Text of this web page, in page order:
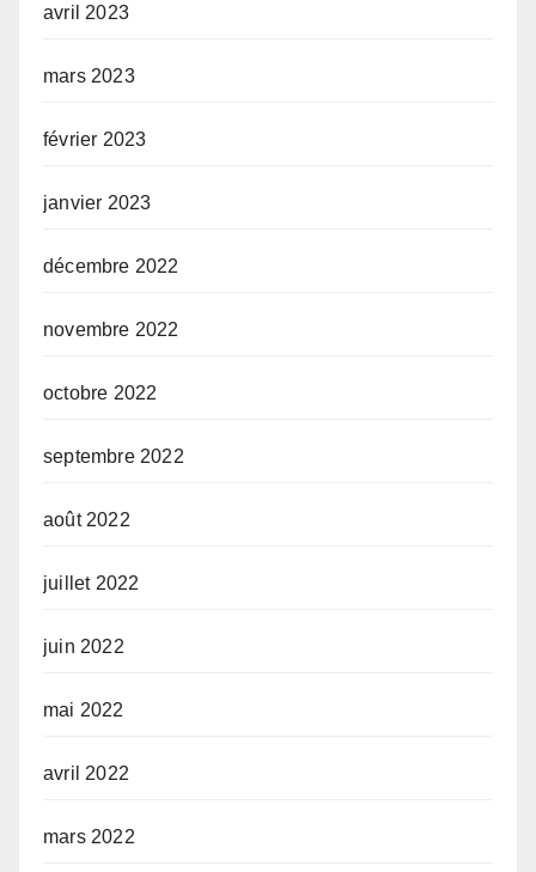
avril 2023
mars 2023
février 2023
janvier 2023
décembre 2022
novembre 2022
octobre 2022
septembre 2022
août 2022
juillet 2022
juin 2022
mai 2022
avril 2022
mars 2022